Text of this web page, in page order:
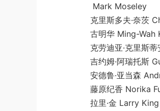
Mark Moseley
克里斯多夫·奈茨
古明华 Ming-Wah
克劳迪亚·克里斯蒂安
吉约姆·阿瑞托斯
安德鲁·亚当森
藤原纪香 Norika
拉里·金 Larry King